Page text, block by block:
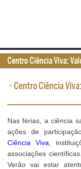
•Centro Ciência
Nas férias, a ciência
ações de
Ciência Viva ,
associações
Verão vai estar
Centro Ciência Viva: